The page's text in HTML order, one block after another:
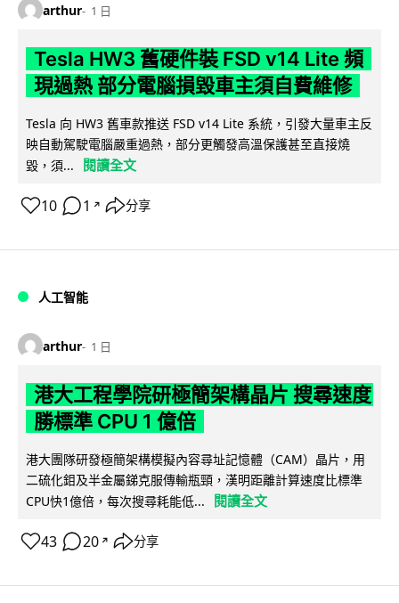
arthur 1 日
Tesla HW3 舊硬件裝 FSD v14 Lite 頻
現過熱 部分電腦損毀車主須自費維修
Tesla 向 HW3 舊車款推送 FSD v14 Lite 系統，引發大量車主反
映自動駕駛電腦嚴重過熱，部分更觸發高溫保護甚至直接燒
毀，須...
閱讀全文
10 1 ↗ 分享
人工智能
arthur 1 日
港大工程學院研極簡架構晶片 搜尋速度
勝標準 CPU 1 億倍
港大團隊研發極簡架構模擬內容尋址記憶體（CAM）晶片，用
二硫化鉬及半金屬銻克服傳輸瓶頸，漢明距離計算速度比標準
CPU快1億倍，每次搜尋耗能低...
閱讀全文
43 20 ↗ 分享